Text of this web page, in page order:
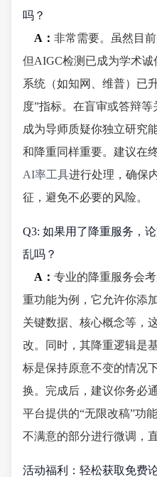
吗？
A： 非常需要。虽然目
但AIGC检测已成为学术
系统（如知网、维普）已
度”指标。在盲审或答辩
成为导师质疑你独立研究
和降重同样重要。建议在
AI率工具进行处理，确保
征，避免不必要的风险。
Q3: 如果用了降重服务，
乱吗？
A： 专业的降重服务会
重功能为例，它允许你添
关键数据、核心概念等，
改。同时，其降重逻辑是
标是保持原意不变的情况
换。完成后，建议你务必
平台提供的“无限改稿”功
不满意的部分进行微调，
活动福利：轻松获取免费